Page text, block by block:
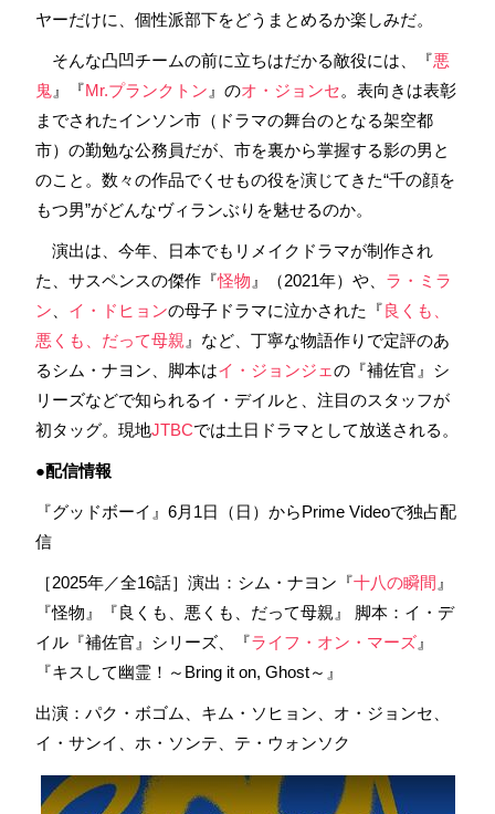
ヤーだけに、個性派部下をどうまとめるか楽しみだ。
そんな凸凹チームの前に立ちはだかる敵役には、『悪
鬼 』『Mr.プランクトン 』のオ・ジョンセ。表向きは表彰
までされたインソン市（ドラマの舞台のとなる架空都
市）の勤勉な公務員だが、市を裏から掌握する影の男と
のこと。数々の作品でくせもの役を演じてきた“千の顔を
もつ男”がどんなヴィランぶりを魅せるのか。
演出は、今年、日本でもリメイクドラマが制作され
た、サスペンスの傑作『怪物 』（2021年）や、 ラ・ミラ
ン
イ・ドヒョンの母子ドラマに泣かされた『良くも、
悪くも、だって母親 』など、丁寧な物語作りで定評のあ
るシム・ナヨン、脚本はイ・ジョンジェの『補佐官』シ
リーズなどで知られるイ・デイルと、注目のスタッフが
初タッグ。現地JTBCでは土日ドラマとして放送される。
●配信情報
『グッドボーイ』6月1日（日）からPrime Videoで独占配
信
［2025年／全16話］演出：シム・ナヨン『十八の瞬間 』
『怪物』『良くも、悪くも、だって母親』 脚本：イ・デ
イル『補佐官』シリーズ、『ライフ・オン・マーズ 』
『キスして幽霊！～Bring it on, Ghost～』
出演：パク・ボゴム、キム・ソヒョン、オ・ジョンセ、
イ・サンイ、ホ・ソンテ、テ・ウォンソク